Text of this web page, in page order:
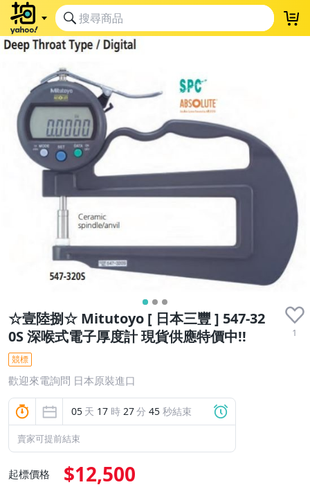
☆壹陸捌☆ Mitutoyo [ 日本三豐 ] 547-32
0S 深喉式電子厚度計 現貨供應特價中!!
1
競標
歡迎來電詢問 日本原裝進口
05 天 17 時 27分 45 秒結束
賣家可提前結束
起標價格 $12,500